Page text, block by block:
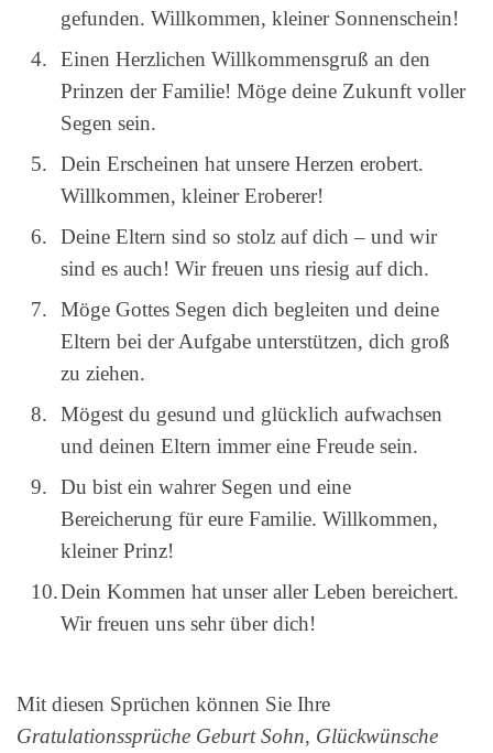
gefunden. Willkommen, kleiner Sonnenschein!
Einen Herzlichen Willkommensgruß an den
Prinzen der Familie! Möge deine Zukunft voller
Segen sein.
Dein Erscheinen hat unsere Herzen erobert.
Willkommen, kleiner Eroberer!
Deine Eltern sind so stolz auf dich – und wir
sind es auch! Wir freuen uns riesig auf dich.
Möge Gottes Segen dich begleiten und deine
Eltern bei der Aufgabe unterstützen, dich groß
zu ziehen.
Mögest du gesund und glücklich aufwachsen
und deinen Eltern immer eine Freude sein.
Du bist ein wahrer Segen und eine
Bereicherung für eure Familie. Willkommen,
kleiner Prinz!
Dein Kommen hat unser aller Leben bereichert.
Wir freuen uns sehr über dich!
Mit diesen Sprüchen können Sie Ihre
Gratulationssprüche Geburt Sohn, Glückwünsche